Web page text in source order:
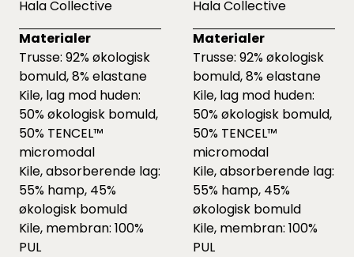
Hala Collective
Materialer
Trusse: 92% økologisk
bomuld, 8% elastane
Kile, lag mod huden:
50% økologisk bomuld,
50% TENCEL™
micromodal
Kile, absorberende lag:
55% hamp, 45%
økologisk bomuld
Kile, membran: 100%
PUL
Hala Collective
Materialer
Trusse: 92% økologisk
bomuld, 8% elastane
Kile, lag mod huden:
50% økologisk bomuld,
50% TENCEL™
micromodal
Kile, absorberende lag:
55% hamp, 45%
økologisk bomuld
Kile, membran: 100%
PUL